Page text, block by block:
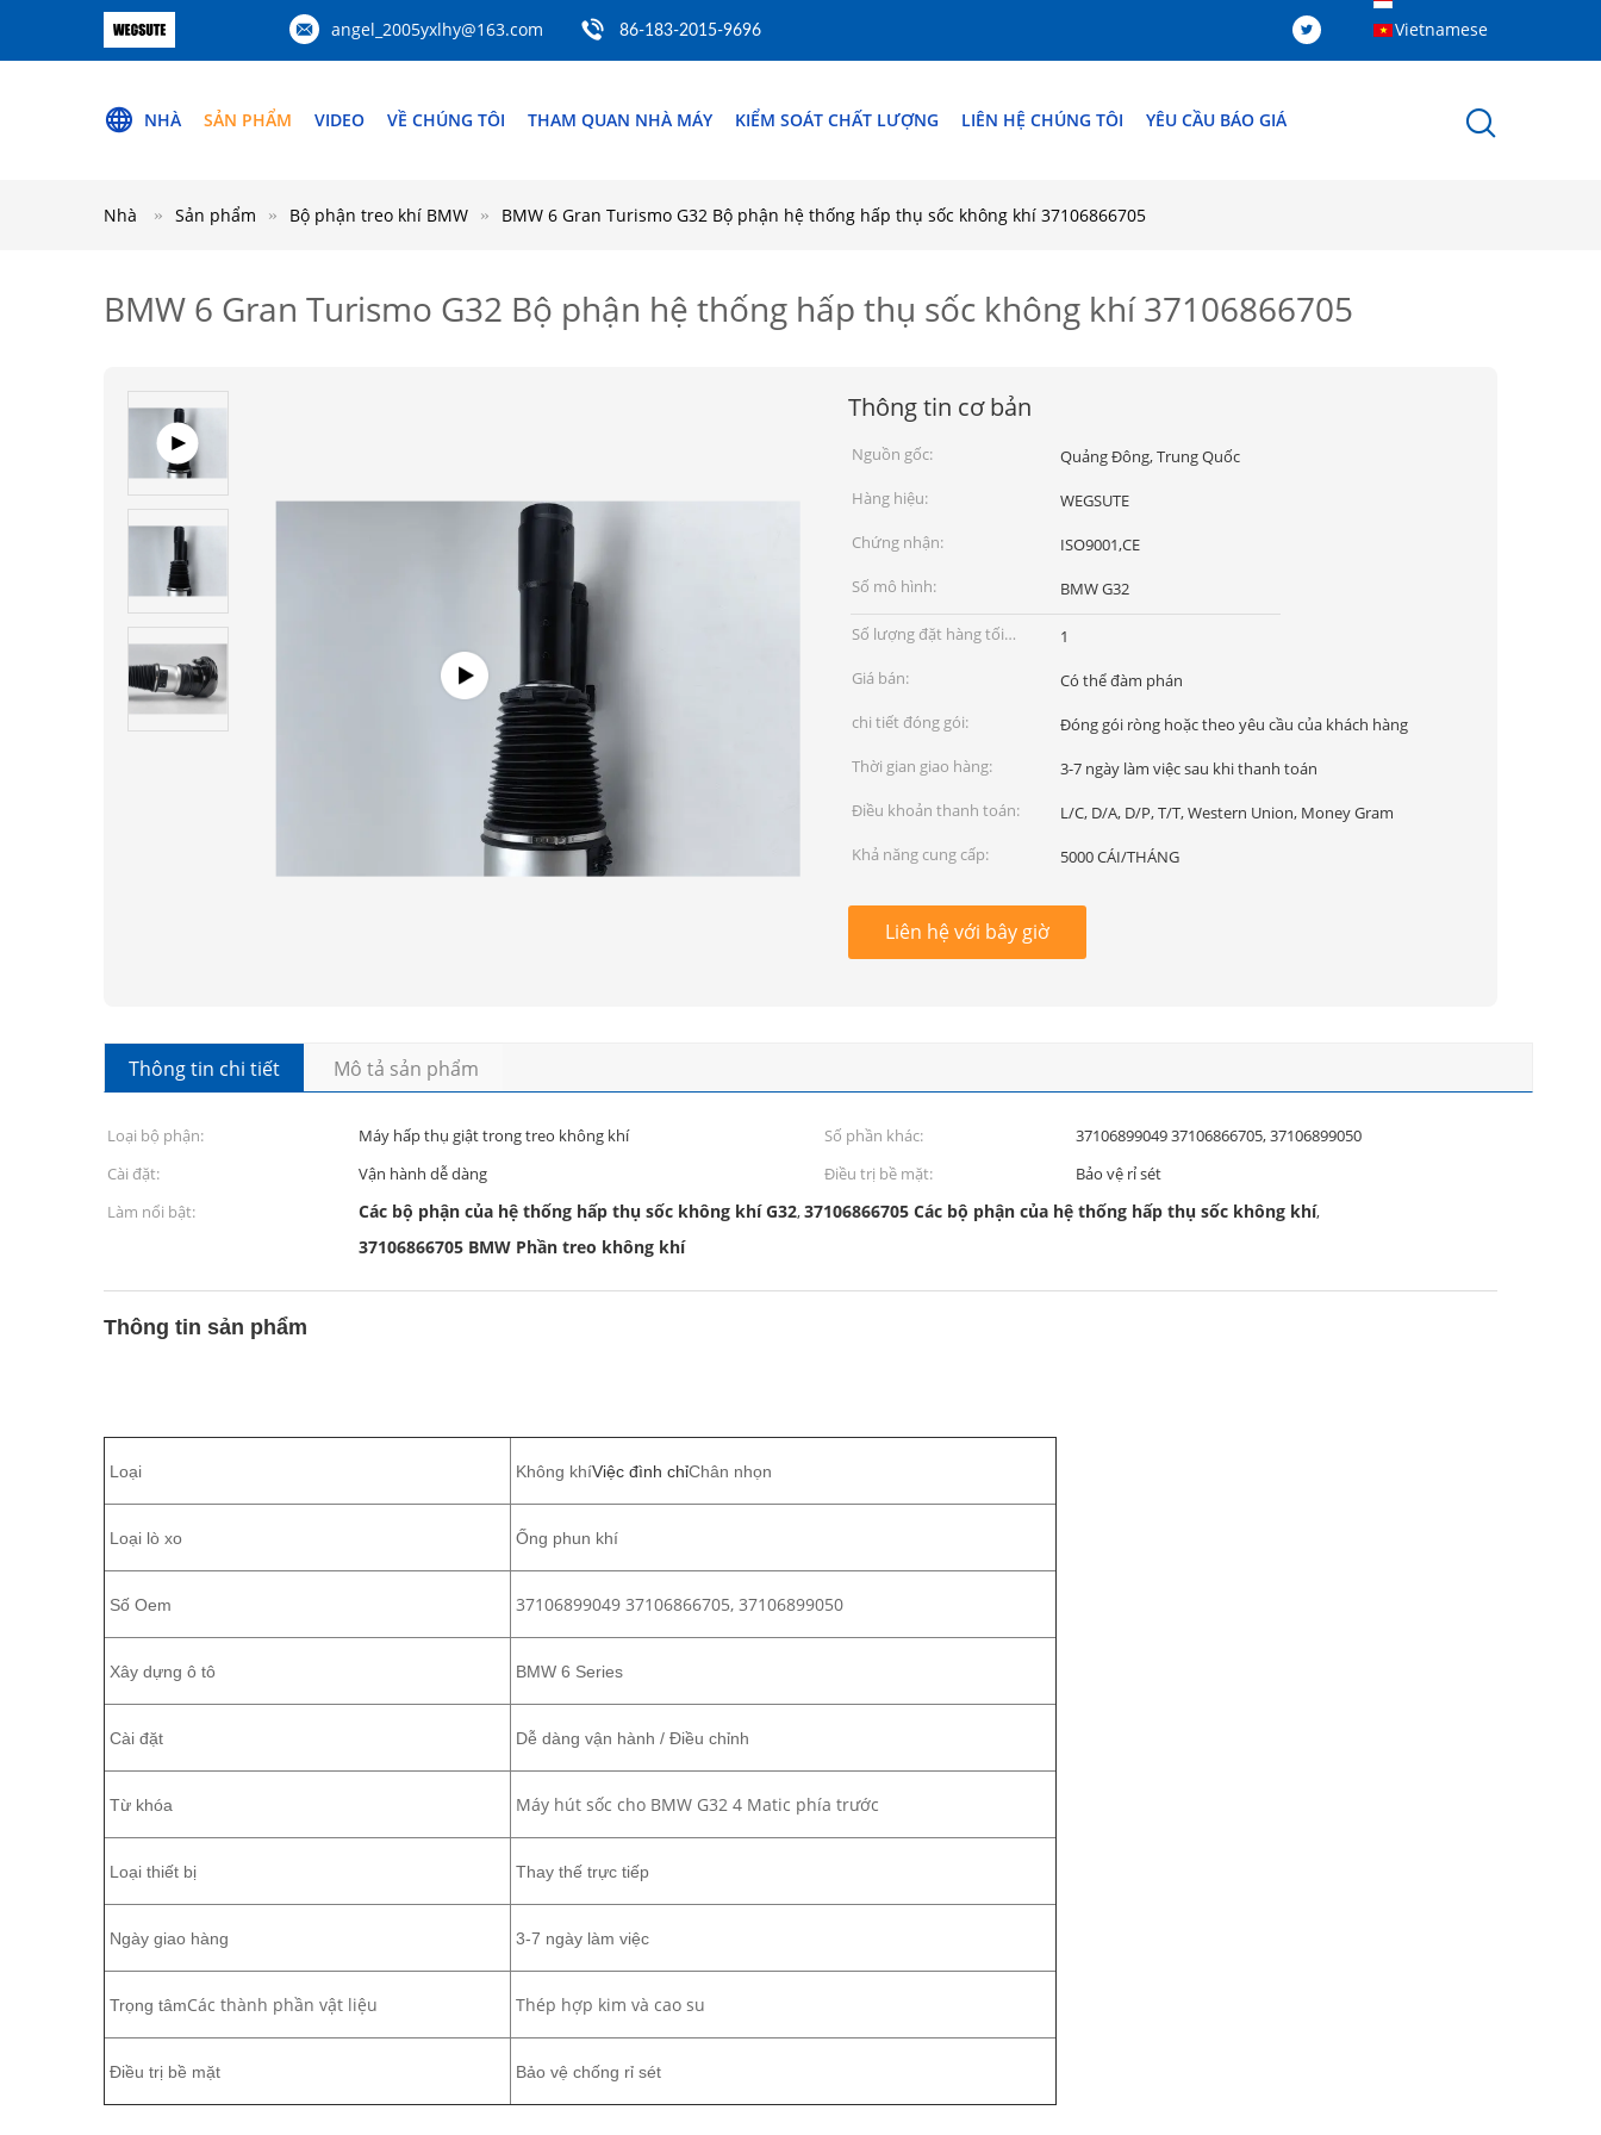
angel_2005yxlhy@163.com 86-183-2015-9696 Vietnamese
NHÀ SẢN PHẨM VIDEO VỀ CHÚNG TÔI THAM QUAN NHÀ MÁY KIỂM SOÁT CHẤT LƯỢNG LIÊN HỆ CHÚNG TÔI YÊU CẦU BÁO GIÁ
Nhà Sản phẩm Bộ phận treo khí BMW BMW 6 Gran Turismo G32 Bộ phận hệ thống hấp thụ sốc không khí 37106866705
BMW 6 Gran Turismo G32 Bộ phận hệ thống hấp thụ sốc không khí 37106866705
Thông tin cơ bản
Nguồn gốc:
Quảng Đông, Trung Quốc
Hàng hiệu:
WEGSUTE
Chứng nhận:
ISO9001,CE
Số mô hình:
BMW G32
Số lượng đặt hàng tối
thiểu:
1
Giá bán:
Có thể đàm phán
chi tiết đóng gói:
Đóng gói ròng hoặc theo yêu cầu của khách hàng
Thời gian giao hàng:
3-7 ngày làm việc sau khi thanh toán
Điều khoản thanh toán:
L/C, D/A, D/P, T/T, Western Union, Money Gram
Khả năng cung cấp:
5000 CÁI/THÁNG
Liên hệ với bây giờ
Thông tin chi tiết Mô tả sản phẩm
Loại bộ phận: Máy hấp thụ giật trong treo không khí Số phần khác:
37106899049 37106866705, 37106899050
Cài đặt:
Vận hành dễ dàng Điều trị bề mặt:
Bảo vệ rỉ sét
Làm nổi bật:
Các bộ phận của hệ thống hấp thụ sốc không khí G32,37106866705 Các bộ phận của hệ thống hấp thụ sốc không khí,
37106866705 BMW Phần treo không khí
Thông tin sản phẩm
Loại Không khíViệc đình chỉChân nhọn
Loại lò xo Ống phun khí
Số Oem 37106899049 37106866705, 37106899050
Xây dựng ô tô BMW 6 Series
Cài đặt Dễ dàng vận hành / Điều chỉnh
Từ khóa Máy hút sốc cho BMW G32 4 Matic phía trước
Loại thiết bị Thay thế trực tiếp
Ngày giao hàng 3-7 ngày làm việc
Trọng tâmCác thành phần vật liệu Thép hợp kim và cao su
Điều trị bề mặt Bảo vệ chống rỉ sét